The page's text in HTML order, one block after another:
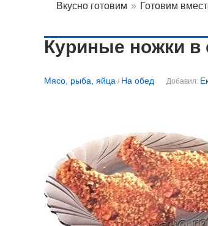
Вкусно готовим » Готовим
Куриные ножки в
Мясо, рыба, яйца / На обед Добавил: